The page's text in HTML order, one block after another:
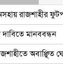
রাজশাহীর
মানববন্ধন
অবাঞ্ছিত